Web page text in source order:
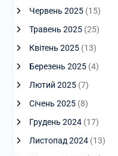
Червень 2025(15)
Травень 2025(25)
Квітень 2025(13)
Березень 2025(4)
Лютий 2025(7)
Січень 2025(8)
Грудень 2024(17)
Листопад 2024(13)